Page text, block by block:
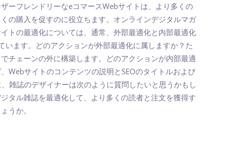
ーフレンドリーなeコマースWebサイトは、より多くの
の購入を促すのに役立ちます。オンラインデジタルマガ
トの最適化については、通常、外部最適化と内部最適化
います。どのアクションが外部最適化に属しますか？た
チェーンの外に構築します。どのアクションが内部最適
Webサイトのコンテンツの説明とSEOのタイトルおよび
雑誌のデザイナーは次のように質問したいと思うかもし
タル雑誌を最適化して、より多くの読者と注文を獲得す
うか。